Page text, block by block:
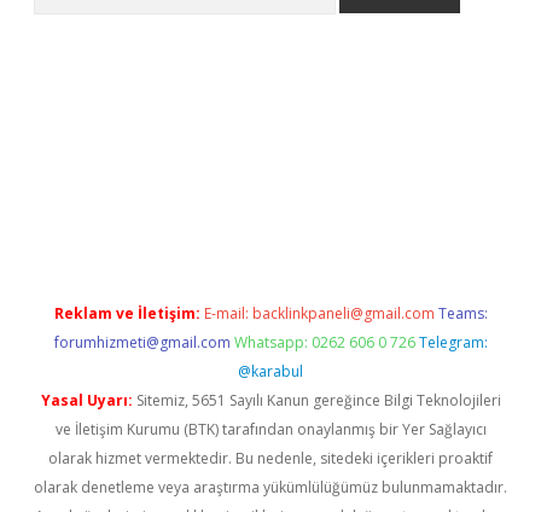
Reklam ve İletişim: E-mail: backlinkpaneli@gmail.com Teams:
forumhizmeti@gmail.com Whatsapp: 0262 606 0 726 Telegram:
@karabul
Yasal Uyarı: Sitemiz, 5651 Sayılı Kanun gereğince Bilgi Teknolojileri
ve İletişim Kurumu (BTK) tarafından onaylanmış bir Yer Sağlayıcı
olarak hizmet vermektedir. Bu nedenle, sitedeki içerikleri proaktif
olarak denetleme veya araştırma yükümlülüğümüz bulunmamaktadır.